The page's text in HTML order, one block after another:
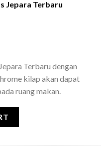
Jepara Terbaru
Terbaru dengan
kilap akan dapat
ruang makan.
Terbaru quantity